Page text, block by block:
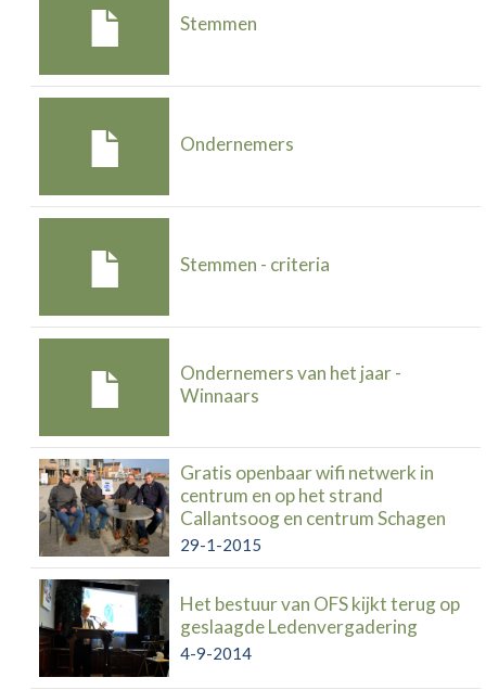
Stemmen
Ondernemers
Stemmen - criteria
Ondernemers van het jaar -
Winnaars
Gratis openbaar wifi netwerk in
centrum en op het strand
Callantsoog en centrum Schagen
29-1-2015
Het bestuur van OFS kijkt terug op
geslaagde Ledenvergadering
4-9-2014